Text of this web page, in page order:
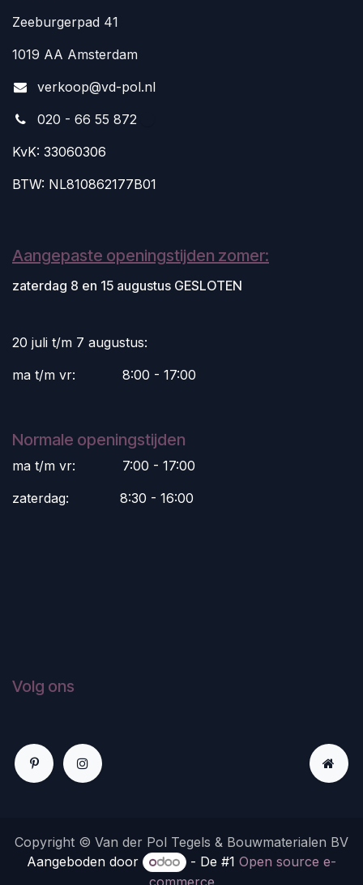
Zeeburgerpad 41
1019 AA Amsterdam
verkoop@vd-pol.nl
020 - 66 55 872
KvK: 33060306
BTW: NL810862177B01
Aangepaste openingstijden zomer:
zaterdag 8 en 15 augustus GESLOTEN
20 juli t/m 7 augustus:
ma t/m vr:
​8:00 - 17:00
Normale openingstijden
ma t/m vr:
​7:00 - 17:00
zaterdag:
​8:30 - 16:00
Volg ons
Copyright © Van der Pol Tegels & Bouwmaterialen BV
Aangeboden door
- De #1Open source e-
commerce